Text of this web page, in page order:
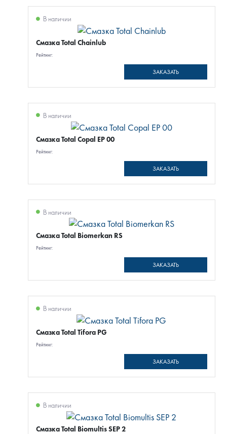
В наличии
Смазка Total Chainlub
Рейтинг:
ЗАКАЗАТЬ
В наличии
Смазка Total Copal EP 00
Рейтинг:
ЗАКАЗАТЬ
В наличии
Смазка Total Biomerkan RS
Рейтинг:
ЗАКАЗАТЬ
В наличии
Смазка Total Tifora PG
Рейтинг:
ЗАКАЗАТЬ
В наличии
Смазка Total Biomultis SEP 2